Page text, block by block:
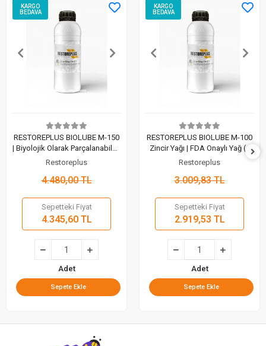
KARGO
BEDAVA
RESTOREPLUS BIOLUBE M-150
| Biyolojik Olarak Parçalanabilen
Zincir Yağı (1 Lt)
Restoreplus
4.480,00 TL
Sepetteki Fiyat
4.345,60 TL
Adet
Sepete Ekle
KARGO
BEDAVA
RESTOREPLUS BIOLUBE M-100
Zincir Yağı | FDA Onaylı Yağ (1
Lt)
Restoreplus
3.009,83 TL
Sepetteki Fiyat
2.919,53 TL
Adet
Sepete Ekle